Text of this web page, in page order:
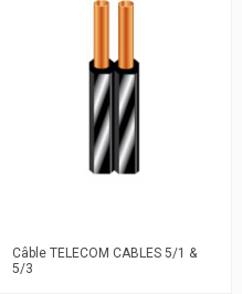
Câble TELECOM CABLES 5/1 &
5/3